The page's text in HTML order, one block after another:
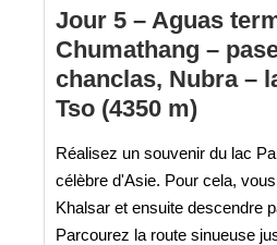
Jour 5 – Aguas
Chumathang –
chanclas, Nubra –
Tso (4350 m)
Réalisez un souvenir du lac
célèbre d'Asie. Pour cela,
Khalsar et ensuite descendre
Parcourez la route sinueuse